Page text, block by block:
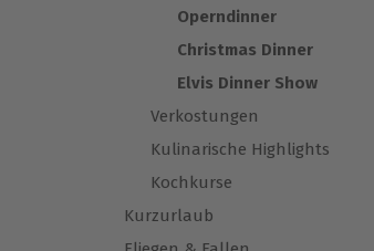
Operndinner
Christmas Dinner
Elvis Dinner Show
Verkostungen
Kulinarische Highlights
Kochkurse
Kurzurlaub